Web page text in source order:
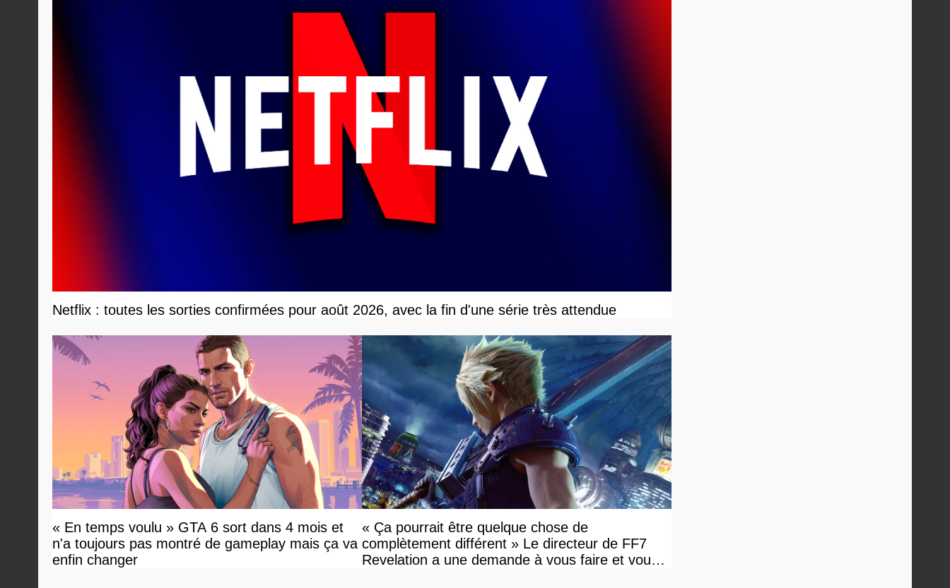
Netflix : toutes les sorties confirmées pour août 2026, avec la fin d'une série très attendue
« En temps voulu » GTA 6 sort dans 4 mois et
n'a toujours pas montré de gameplay mais ça va
enfin changer
« Ça pourrait être quelque chose de
complètement différent » Le directeur de FF7
Revelation a une demande à vous faire et vous